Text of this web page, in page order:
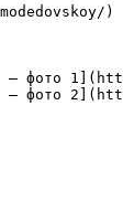
)
—
—